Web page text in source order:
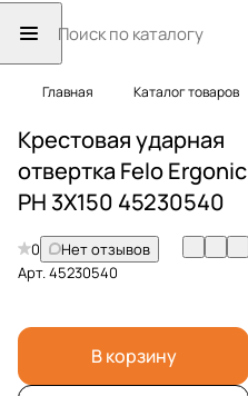
Главная Каталог товаров
Крестовая ударная
отвертка Felo Ergonic
PH 3X150 45230540
0
Нет отзывов
Арт.45230540
В корзину